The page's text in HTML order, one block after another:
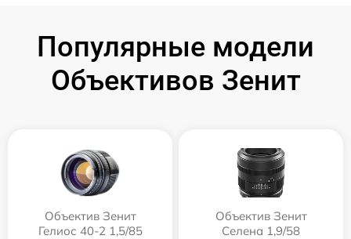
Популярные модели
Объективов Зенит
Объектив Зенит
Гелиос 40-2 1,5/85
Объектив Зенит
Селена 1,9/58